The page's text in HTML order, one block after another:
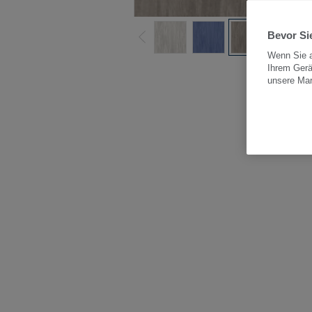
Alle
Bevor
Wenn Sie
Ihrem
unsere